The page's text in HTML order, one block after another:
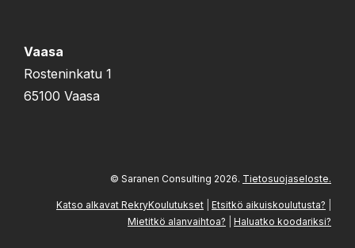
Vaasa
Rosteninkatu 1
65100 Vaasa
© Saranen Consulting 2026. Tietosuojaseloste.
Katso alkavat RekryKoulutukset Etsitkö aikuiskoulutusta?
Mietitkö alanvaihtoa?
Haluatko koodariksi?